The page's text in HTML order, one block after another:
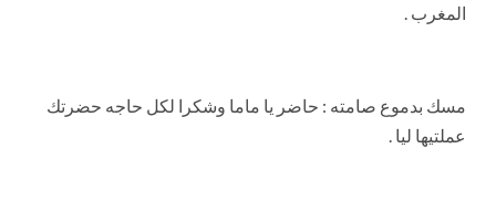
المغرب .
مسك بدموع صامته : حاضر يا ماما وشكرا لكل حاجه حضرتك
عملتيها ليا .